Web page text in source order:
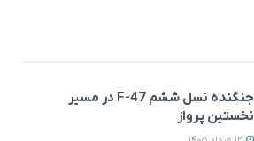
جنگنده نسل ششم F-47 در مسیر
نخستین پرواز